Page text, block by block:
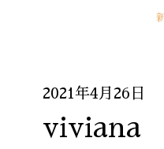
2021年4月26日
viviana